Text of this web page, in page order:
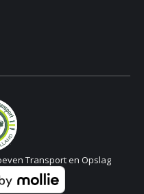
Transport en Opslag